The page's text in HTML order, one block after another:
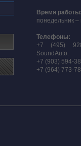
Время
понедельник –
Телефоны:
+7 (495)
SoundAuto.
+7 (903) 594-
+7 (964) 773-